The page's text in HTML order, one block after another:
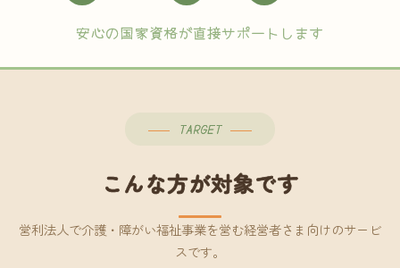
安心の国家資格が直接サポートします
TARGET
こんな方が対象です
営利法人で介護・障がい福祉事業を営む経営者さま向けのサービ
スです。